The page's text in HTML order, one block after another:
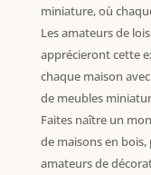
miniature, où
Les amateurs de
apprécieront cette
chaque maison
de meubles
Faites naître un
de maisons en
amateurs de